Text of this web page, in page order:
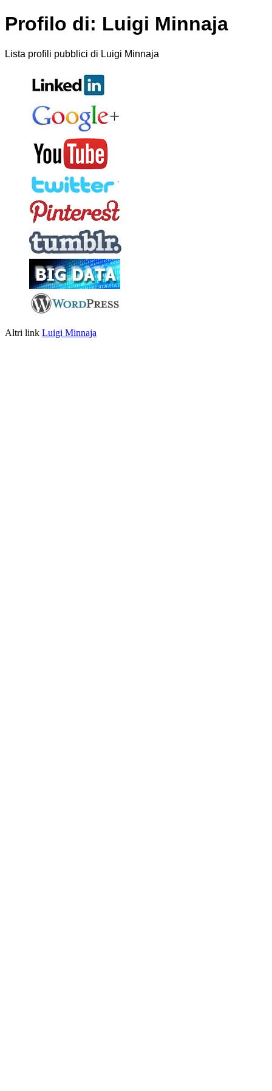
Profilo di: Luigi Minnaja
Lista profili pubblici di Luigi Minnaja
Altri link Luigi Minnaja